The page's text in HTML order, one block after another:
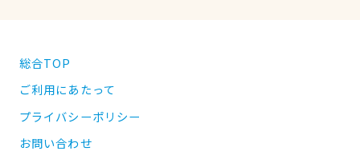
総合TOP
ご利用にあたって
プライバシーポリシー
お問い合わせ